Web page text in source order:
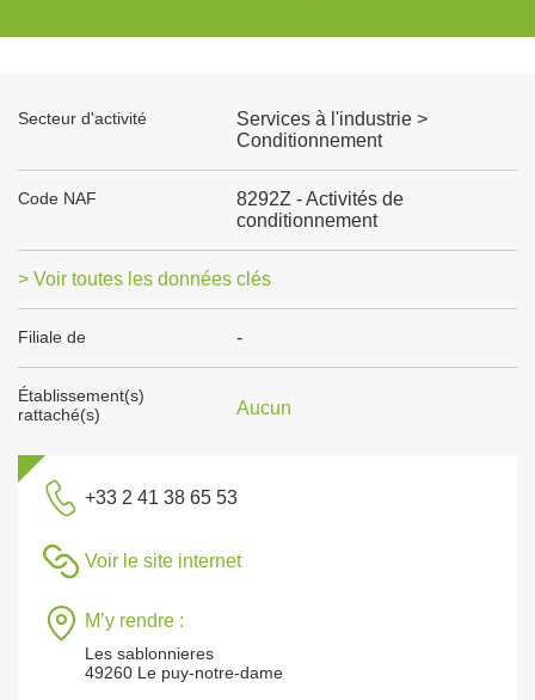
Secteur d'activité
Services à l'industrie >
Conditionnement
Code NAF
8292Z - Activités de
conditionnement
> Voir toutes les données clés
Filiale de -
Établissement(s)
rattaché(s)
Aucun
+33 2 41 38 65 53
Voir le site internet
M’y rendre :
Les sablonnieres
49260 Le puy-notre-dame